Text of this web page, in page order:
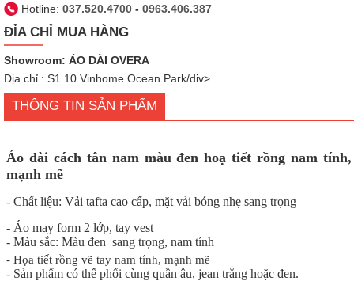
Hotline: 037.520.4700 - 0963.406.387
ĐỈA CHỈ MUA HÀNG
Showroom: ÁO DÀI OVERA
Địa chỉ : S1.10 Vinhome Ocean Park/div>
THÔNG TIN SẢN PHẨM
Áo dài cách tân nam màu đen hoạ tiết rồng nam tính,
mạnh mẽ
- Chất liệu: Vải tafta cao cấp, mặt vải bóng nhẹ sang trọng
- Áo may form 2 lớp, tay vest
- Màu sắc: Màu đen sang trọng, nam tính
- Họa tiết rồng vẽ tay nam tính, mạnh mẽ
- Sản phẩm có thế phối cùng quần âu, jean trắng hoặc đen.